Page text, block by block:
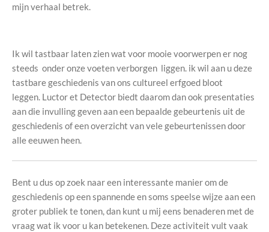
mijn verhaal betrek.
Ik wil tastbaar laten zien wat voor mooie voorwerpen er nog
steeds onder onze voeten verborgen liggen. ik wil aan u deze
tastbare geschiedenis van ons cultureel erfgoed bloot
leggen. Luctor et Detector biedt daarom dan ook presentaties
aan die invulling geven aan een bepaalde gebeurtenis uit de
geschiedenis of een overzicht van vele gebeurtenissen door
alle eeuwen heen.
Bent u dus op zoek naar een interessante manier om de
geschiedenis op een spannende en soms speelse wijze aan een
groter publiek te tonen, dan kunt u mij eens benaderen met de
vraag wat ik voor u kan betekenen. Deze activiteit vult vaak